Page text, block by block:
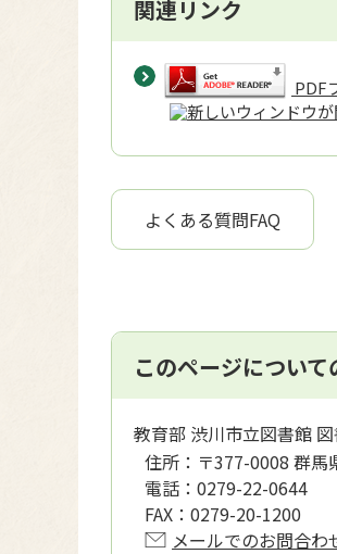
関連リンク
PDF
よくある質問FAQ
このページについ
教育部 渋川市立図書館
住所： 〒377-0008 群馬
電話： 0279-22-0644
FAX： 0279-20-1200
メールでのお問合わ